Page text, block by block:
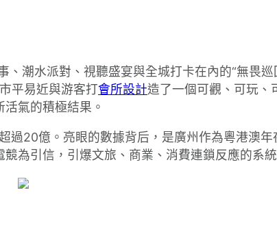
潮水派對、視聽盛宴與全城打卡在內的“無畏巡
平易近與游客打會所設計造了一個可觀、可玩、
氣的積極結果。
20億。亮眼的數據背后，是廣州作為粵港澳
競為引信，引爆文旅、商業、消費連鎖反應的系統